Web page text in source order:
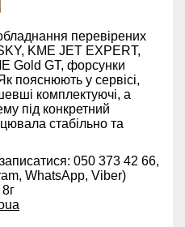
перевірених
KME JET EXPERT,
Gold GT, форсунки
пояснюють у сервісі,
комплектуючі, а
під конкретний
стабільно та
050 373 42 66,
WhatsApp, Viber)